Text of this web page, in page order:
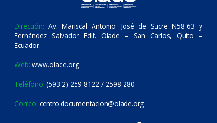
Dirección: Av. Mariscal Antonio José de Sucre N58-63 y
Fernández Salvador Edif. Olade – San Carlos, Quito –
Ecuador.
Web: www.olade.org
Teléfono: (593 2) 259 8122 / 2598 280
Correo: centro.documentacion@olade.org